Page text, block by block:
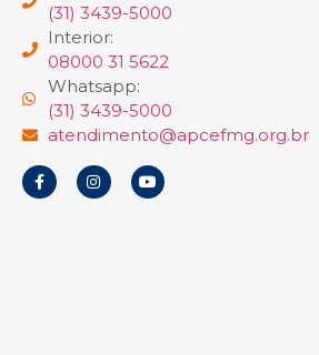
(31) 3439-5000
Interior:
08000 31 5622
Whatsapp:
(31) 3439-5000
atendimento@apcefmg.org.br